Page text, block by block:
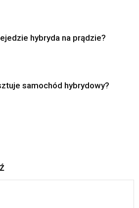
hybryda na prądzie?
samochód hybrydowy?